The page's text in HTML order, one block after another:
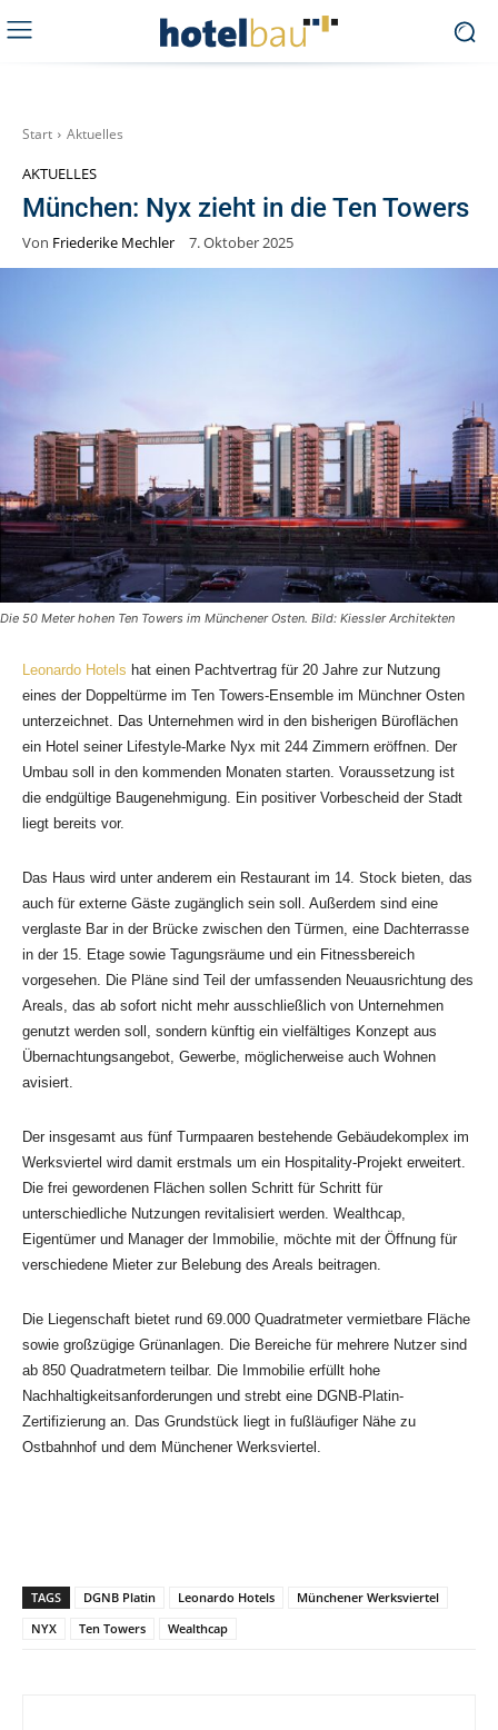
Start Aktuelles
AKTUELLES
München: Nyx zieht in die Ten Towers
Von Friederike Mechler 7. Oktober 2025
Die 50 Meter hohen Ten Towers im Münchener Osten. Bild: Kiessler Architekten
Leonardo Hotels hat einen Pachtvertrag für 20 Jahre zur Nutzung
eines der Doppeltürme im Ten Towers-Ensemble im Münchner Osten
unterzeichnet. Das Unternehmen wird in den bisherigen Büroflächen
ein Hotel seiner Lifestyle-Marke Nyx mit 244 Zimmern eröffnen. Der
Umbau soll in den kommenden Monaten starten. Voraussetzung ist
die endgültige Baugenehmigung. Ein positiver Vorbescheid der Stadt
liegt bereits vor.
Das Haus wird unter anderem ein Restaurant im 14. Stock bieten, das
auch für externe Gäste zugänglich sein soll. Außerdem sind eine
verglaste Bar in der Brücke zwischen den Türmen, eine Dachterrasse
in der 15. Etage sowie Tagungsräume und ein Fitnessbereich
vorgesehen. Die Pläne sind Teil der umfassenden Neuausrichtung des
Areals, das ab sofort nicht mehr ausschließlich von Unternehmen
genutzt werden soll, sondern künftig ein vielfältiges Konzept aus
Übernachtungsangebot, Gewerbe, möglicherweise auch Wohnen
avisiert.
Der insgesamt aus fünf Turmpaaren bestehende Gebäudekomplex im
Werksviertel wird damit erstmals um ein Hospitality-Projekt erweitert.
Die frei gewordenen Flächen sollen Schritt für Schritt für
unterschiedliche Nutzungen revitalisiert werden. Wealthcap,
Eigentümer und Manager der Immobilie, möchte mit der Öffnung für
verschiedene Mieter zur Belebung des Areals beitragen.
Die Liegenschaft bietet rund 69.000 Quadratmeter vermietbare Fläche
sowie großzügige Grünanlagen. Die Bereiche für mehrere Nutzer sind
ab 850 Quadratmetern teilbar. Die Immobilie erfüllt hohe
Nachhaltigkeitsanforderungen und strebt eine DGNB-Platin-
Zertifizierung an. Das Grundstück liegt in fußläufiger Nähe zu
Ostbahnhof und dem Münchener Werksviertel.
TAGS DGNB Platin Leonardo Hotels
Münchener Werksviertel
NYX
Ten Towers Wealthcap